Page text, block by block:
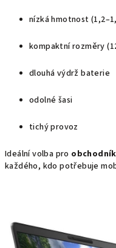
nízká hmotnost
kompaktní rozměry
dlouhá výdrž baterie
odolné šasi
tichý provoz
Ideální volba pro
každého, kdo potřebuje